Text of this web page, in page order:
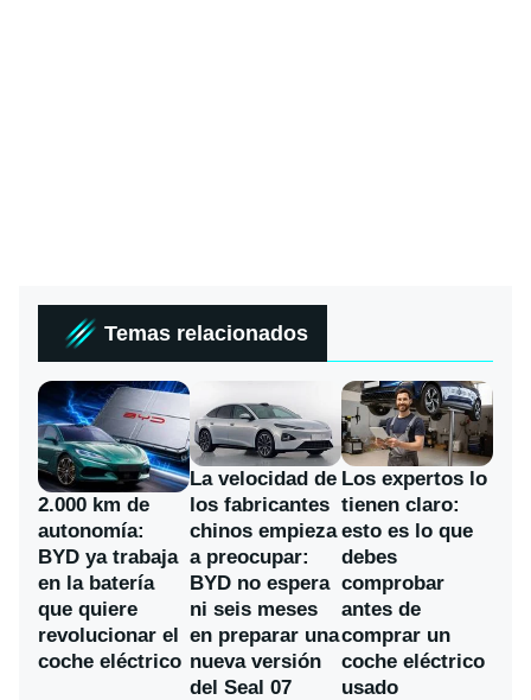
Temas relacionados
2.000 km de
autonomía:
BYD ya trabaja
en la batería
que quiere
revolucionar el
coche eléctrico
La velocidad de
los fabricantes
chinos empieza
a preocupar:
BYD no espera
ni seis meses
en preparar una
nueva versión
del Seal 07
Los expertos lo
tienen claro:
esto es lo que
debes
comprobar
antes de
comprar un
coche eléctrico
usado